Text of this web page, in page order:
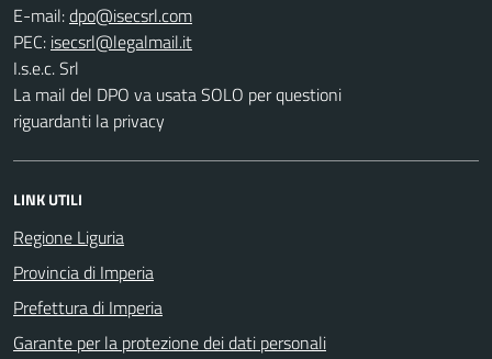
E-mail:
PEC:
I.s.e.c. Srl
La mail del DPO va usata SOLO per questioni
riguardanti la privacy
LINK UTILI
Regione Liguria
Provincia di Imperia
Prefettura di Imperia
Garante per la protezione dei dati personali